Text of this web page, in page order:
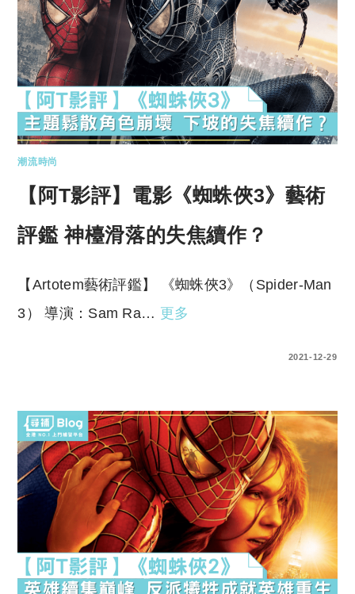
潮流時尚
【阿T影評】電影《蜘蛛俠3》藝術
評鑑 神檯滑落的失焦續作？
【Artotem藝術評鑑】 《蜘蛛俠3》（Spider-Man
3） 導演：Sam Ra… 更多
2021-12-29